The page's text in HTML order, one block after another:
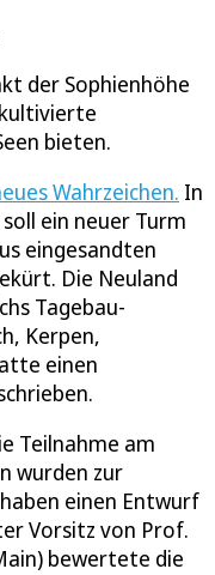
der Sophienhöhe
bieten.
Wahrzeichen. In
ein neuer Turm
eingesandten
Die Neuland
Tagebau-
Kerpen,
einen
Teilnahme am
wurden zur
einen Entwurf
Vorsitz von Prof.
bewertete die